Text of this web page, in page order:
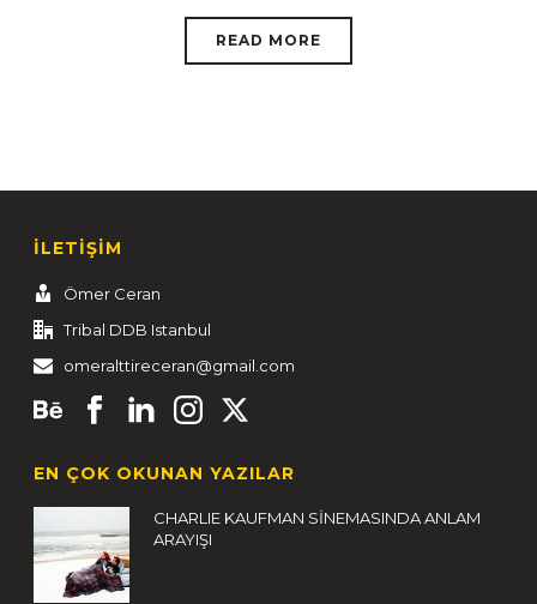
READ MORE
İLETİŞİM
Ömer Ceran
Tribal DDB Istanbul
omeralttireceran@gmail.com
EN ÇOK OKUNAN YAZILAR
CHARLIE KAUFMAN SİNEMASINDA ANLAM
ARAYIŞI